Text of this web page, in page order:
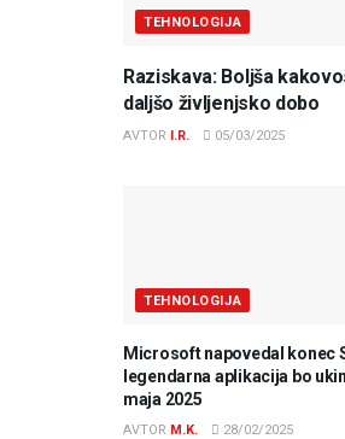
TEHNOLOGIJA
Raziskava: Boljša
daljšo življenjsko dobo
AVTOR I.R. 05/03/2025
TEHNOLOGIJA
Microsoft napovedal konec
legendarna aplikacija bo
maja 2025
AVTOR M.K. 28/02/2025